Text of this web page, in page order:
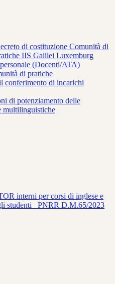
di costituzione Comunità di
IIS Galilei Luxemburg
(Docenti/ATA)
di pratiche
conferimento di incarichi
di potenziamento delle
multilinguistiche
interni per corsi di inglese e
studenti_ PNRR D.M.65/2023